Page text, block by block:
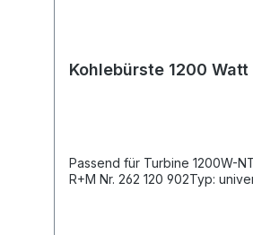
Kohlebürste 1200 Watt
Passend für Turbine 1200W-
R+M Nr. 262 120 902Typ: